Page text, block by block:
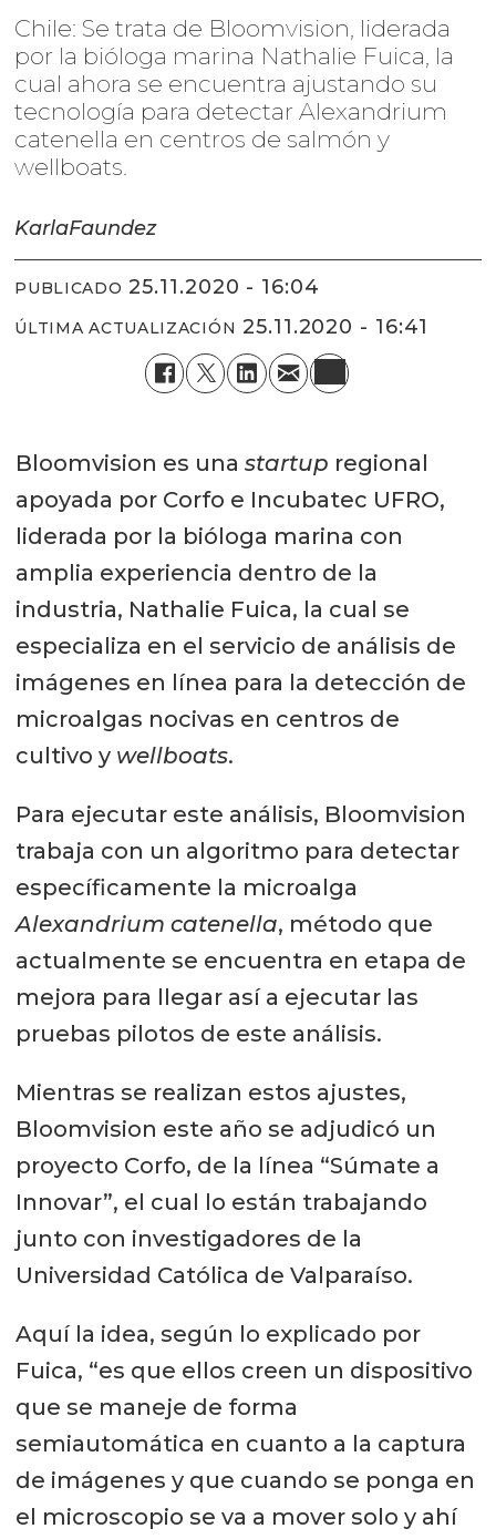
Chile: Se trata de Bloomvision, liderada
por la bióloga marina Nathalie Fuica, la
cual ahora se encuentra ajustando su
tecnología para detectar Alexandrium
catenella en centros de salmón y
wellboats.
KarlaFaundez
PUBLICADO 25.11.2020 - 16:04
ÚLTIMA ACTUALIZACIÓN 25.11.2020 - 16:41
Bloomvision es una startup regional
apoyada por Corfo e Incubatec UFRO,
liderada por la bióloga marina con
amplia experiencia dentro de la
industria, Nathalie Fuica, la cual se
especializa en el servicio de análisis de
imágenes en línea para la detección de
microalgas nocivas en centros de
cultivo y wellboats.
Para ejecutar este análisis, Bloomvision
trabaja con un algoritmo para detectar
específicamente la microalga
Alexandrium catenella, método que
actualmente se encuentra en etapa de
mejora para llegar así a ejecutar las
pruebas pilotos de este análisis.
Mientras se realizan estos ajustes,
Bloomvision este año se adjudicó un
proyecto Corfo, de la línea “Súmate a
Innovar”, el cual lo están trabajando
junto con investigadores de la
Universidad Católica de Valparaíso.
Aquí la idea, según lo explicado por
Fuica, “es que ellos creen un dispositivo
que se maneje de forma
semiautomática en cuanto a la captura
de imágenes y que cuando se ponga en
el microscopio se va a mover solo y ahí